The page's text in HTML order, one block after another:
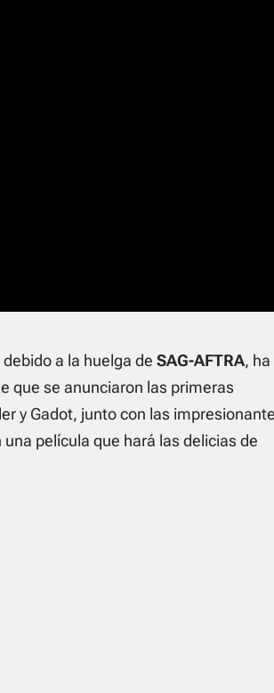
a la huelga de SAG-AFTRA, ha
que se anunciaron las primeras
y Gadot, junto con las
película que hará las delicias de